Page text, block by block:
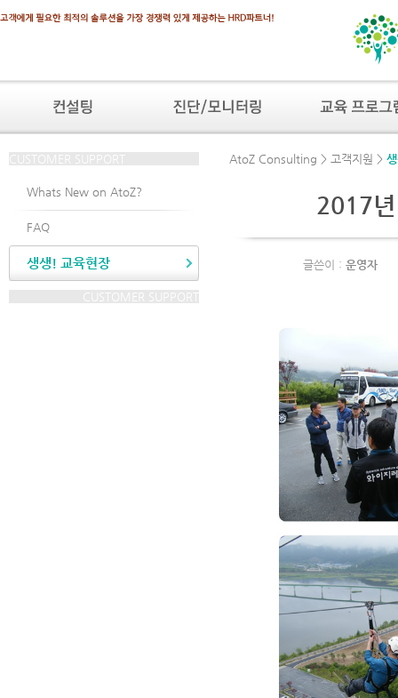
Whats New on AtoZ?
FAQ
생생! 교육현장
AtoZ Consulting > 고객지원 >
2017년
글쓴이 : 운영자